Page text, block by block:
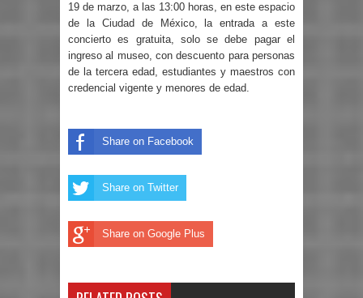
19 de marzo, a las 13:00 horas, en este espacio
de la Ciudad de México, la entrada a este
concierto es gratuita, solo se debe pagar el
ingreso al museo, con descuento para personas
de la tercera edad, estudiantes y maestros con
credencial vigente y menores de edad.
Share on Facebook
Share on Twitter
Share on Google Plus